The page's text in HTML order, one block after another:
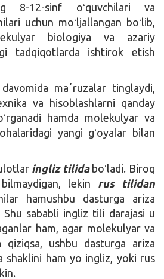
8-12-sinf oʻquvchilari va
uchun moʻljallangan boʻlib,
biologiya va azariy
tadqiqotlarda ishtirok etish
maʼruzalar tinglaydi,
va hisoblashlarni qanday
hamda molekulyar va
yangi gʻoyalar bilan
ingliz tilidaboʻladi. Biroq
lekin rus tilidan
hamushbu dasturga ariza
sababli ingliz tili darajasi u
ham, agar molekulyar va
qiziqsa, ushbu dasturga ariza
shaklini ham yo ingliz, yoki rus